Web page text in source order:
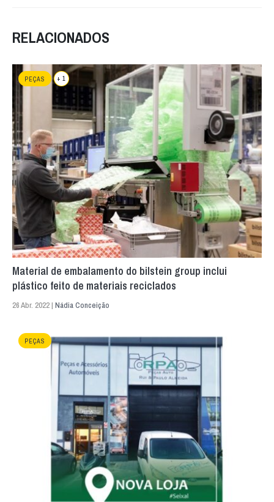
RELACIONADOS
PEÇAS + 1
Material de embalamento do bilstein group inclui
plástico feito de materiais reciclados
26 Abr. 2022 | Nádia Conceição
PEÇAS